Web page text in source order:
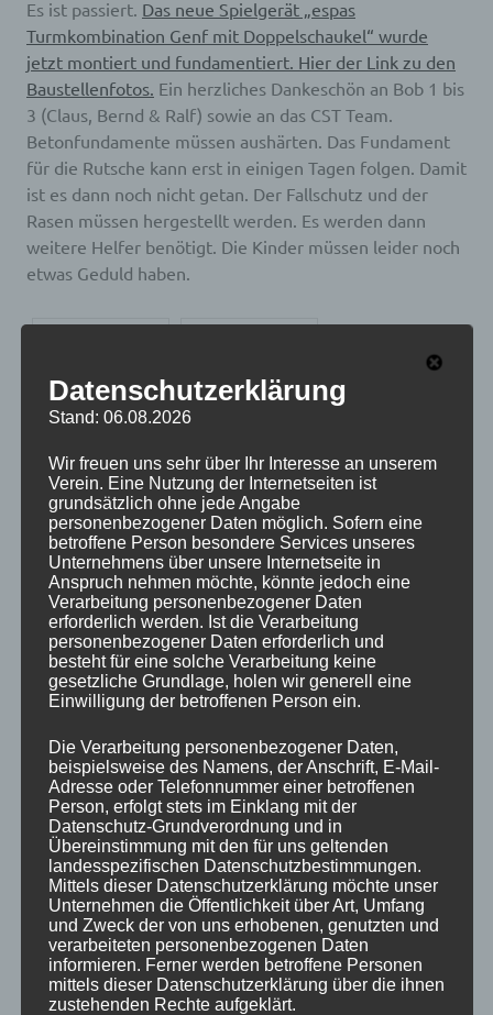
Es ist passiert. Das neue Spielgerät „espas
Turmkombination Genf mit Doppelschaukel“ wurde
jetzt montiert und fundamentiert. Hier der Link zu den
Baustellenfotos. Ein herzliches Dankeschön an Bob 1 bis
3 (Claus, Bernd & Ralf) sowie an das CST Team.
Betonfundamente müssen aushärten. Das Fundament
für die Rutsche kann erst in einigen Tagen folgen. Damit
ist es dann noch nicht getan. Der Fallschutz und der
Rasen müssen hergestellt werden. Es werden dann
weitere Helfer benötigt. Die Kinder müssen leider noch
etwas Geduld haben.
teilen
Beitragsnavigation
Vorheriger
Beitrag:
Halbzeitergebnisse unserer Mannschaften
Nächster
Beitrag:
TVRP Vereinspokal 2023
SCHREIBE EINEN KOMMENTAR
Deine E-Mail-Adresse wird nicht veröffentlicht.
Erforderliche Felder sind mit*markiert
Datenschutzerklärung
Stand: 06.08.2026
Wir freuen uns sehr über Ihr Interesse an unserem
Verein. Eine Nutzung der Internetseiten ist
grundsätzlich ohne jede Angabe
personenbezogener Daten möglich. Sofern eine
betroffene Person besondere Services unseres
Unternehmens über unsere Internetseite in
Anspruch nehmen möchte, könnte jedoch eine
Verarbeitung personenbezogener Daten
erforderlich werden. Ist die Verarbeitung
personenbezogener Daten erforderlich und
besteht für eine solche Verarbeitung keine
gesetzliche Grundlage, holen wir generell eine
Einwilligung der betroffenen Person ein.
Die Verarbeitung personenbezogener Daten,
beispielsweise des Namens, der Anschrift, E-Mail-
Adresse oder Telefonnummer einer betroffenen
Person, erfolgt stets im Einklang mit der
Datenschutz-Grundverordnung und in
Übereinstimmung mit den für uns geltenden
landesspezifischen Datenschutzbestimmungen.
Mittels dieser Datenschutzerklärung möchte unser
Unternehmen die Öffentlichkeit über Art, Umfang
und Zweck der von uns erhobenen, genutzten und
verarbeiteten personenbezogenen Daten
informieren. Ferner werden betroffene Personen
mittels dieser Datenschutzerklärung über die ihnen
zustehenden Rechte aufgeklärt.